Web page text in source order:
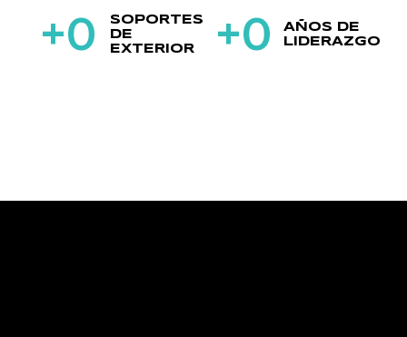
SOPORTES
DE
EXTERIOR
+0
AÑOS DE
LIDERAZGO
+0